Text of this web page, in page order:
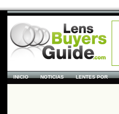
INICIO NOTICIAS LENTES POR